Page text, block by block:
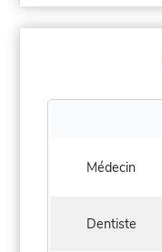
Médecin
Dentiste